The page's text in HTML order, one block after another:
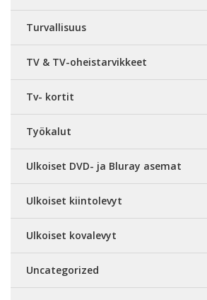
Turvallisuus
TV & TV-oheistarvikkeet
Tv- kortit
Työkalut
Ulkoiset DVD- ja Bluray asemat
Ulkoiset kiintolevyt
Ulkoiset kovalevyt
Uncategorized